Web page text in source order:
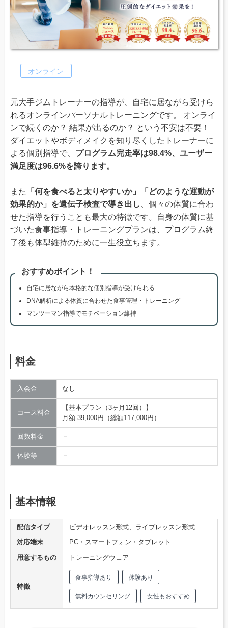
オンライン
元大手ジムトレーナーの指導が、自宅に居ながら受けら
れるオンラインパーソナルトレーニングです。 オンライ
ンで続くのか？ 結果が出るのか？ という不安は不要！
ダイエットやボディメイクを知り尽くしたトレーナーに
よる個別指導で、 プログラム完走率は98.4%、ユーザー
満足度は96.6%を誇ります。
また
「何を食べると太りやすいか」「どのような運動が
効果的か」を遺伝子検査で導き出し
、個々の体質に合わ
せた指導を行うことも最大の特徴です。自身の体質に基
づいた食事指導・トレーニングプランは、プログラム終
了後も体型維持のために一生役立ちます。
おすすめポイント！
自宅に居ながら本格的な個別指導が受けられる
DNA解析による体質に合わせた食事管理・トレーニング
マンツーマン指導でモチベーション維持
料金
入会金 なし
コース料金
【基本プラン（3ヶ月12回）】
月額 39,000円（総額117,000円）
回数料金 －
体験等 －
基本情報
配信タイプ
ビデオレッスン形式、ライブレッスン形式
対応端末
PC・スマートフォン・タブレット
用意するもの
トレーニングウェア
特徴
食事指導あり 体験あり
無料カウンセリング 女性もおすすめ